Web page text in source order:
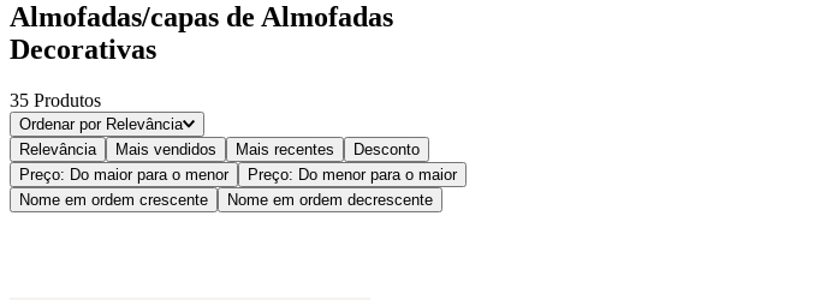
Ocre (2)
Bronze 2
Branco (2)
Vinho (1)
Almofadas/capas de Almofadas
Decorativas
35 Produtos
Ordenar por Relevância
Relevância
Mais vendidos Mais recentes
Desconto
Preço: Do maior para o menor
Preço: Do menor para o maior
Nome em ordem crescente
Nome em ordem decrescente